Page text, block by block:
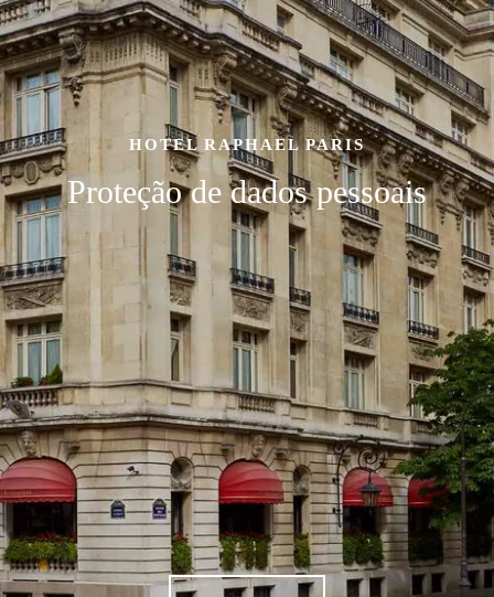
HOTEL RAPHAEL PARIS
Proteção de dados pessoais